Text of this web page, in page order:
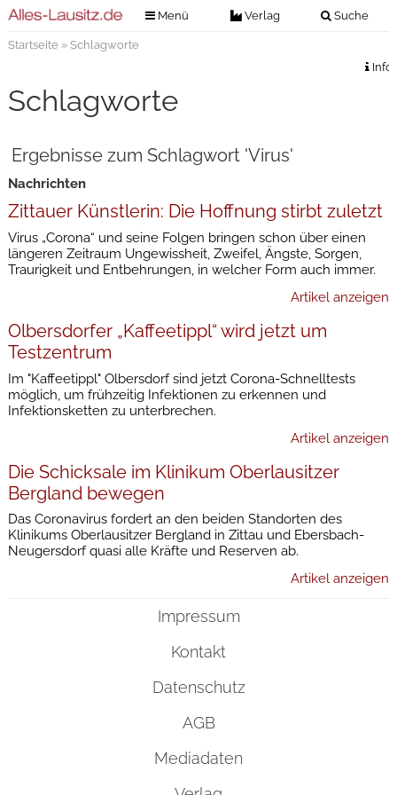
Menü Verlag Suche
Verlag
Kontakt
Anzeigenannahme
Startseite» Schlagworte
Info
Schlagworte
Ergebnisse zum Schlagwort 'Virus'
Nachrichten
Zittauer Künstlerin: Die Hoffnung stirbt zuletzt
Virus „Corona“ und seine Folgen bringen schon über einen
längeren Zeitraum Ungewissheit, Zweifel, Ängste, Sorgen,
Traurigkeit und Entbehrungen, in welcher Form auch immer.
Artikel anzeigen
Olbersdorfer „Kaffeetippl“ wird jetzt um
Testzentrum
Im "Kaffeetippl" Olbersdorf sind jetzt Corona-Schnelltests
möglich, um frühzeitig Infektionen zu erkennen und
Infektionsketten zu unterbrechen.
Artikel anzeigen
Die Schicksale im Klinikum Oberlausitzer
Bergland bewegen
Das Coronavirus fordert an den beiden Standorten des
Klinikums Oberlausitzer Bergland in Zittau und Ebersbach-
Neugersdorf quasi alle Kräfte und Reserven ab.
Artikel anzeigen
Impressum
Kontakt
Datenschutz
AGB
Mediadaten